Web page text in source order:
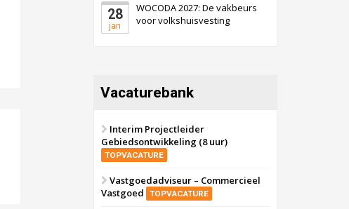
28
jan
WOCODA 2027: De vakbeurs
voor volkshuisvesting
Vacaturebank
Interim Projectleider
Gebiedsontwikkeling (8 uur)
TOPVACATURE
Vastgoedadviseur – Commercieel
Vastgoed
TOPVACATURE